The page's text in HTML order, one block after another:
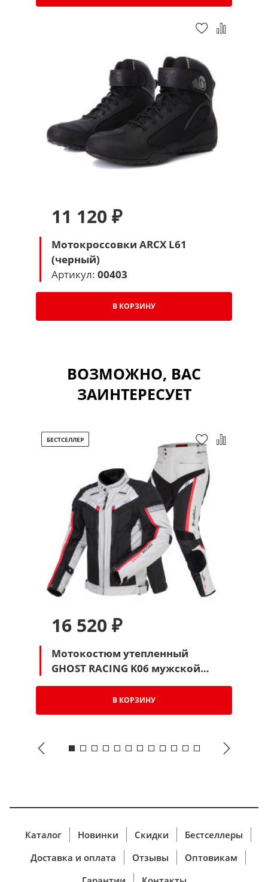
11 120 ₽
Мотокроссовки ARCX L61
(черный)
Артикул: 00403
В КОРЗИНУ
ВОЗМОЖНО, ВАС
ЗАИНТЕРЕСУЕТ
БЕСТСЕЛЛЕР
16 520 ₽
Мотокостюм утепленный
GHOST RACING K06 мужской
(белый-черный)
В КОРЗИНУ
Каталог Новинки Скидки
Бестселлеры
Доставка и оплата
Отзывы
Оптовикам